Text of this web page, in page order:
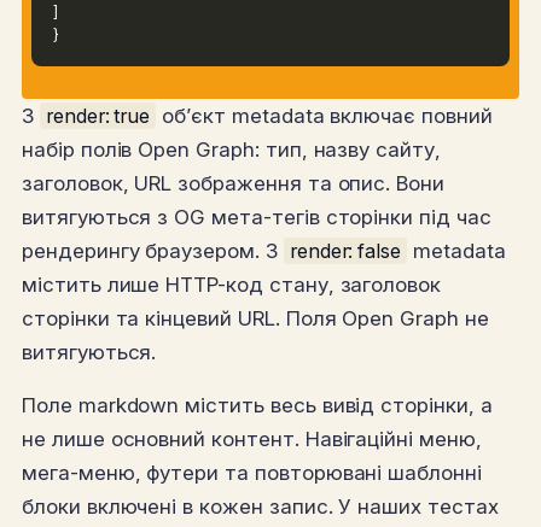
]
}
З render: true об’єкт metadata включає повний
набір полів Open Graph: тип, назву сайту,
заголовок, URL зображення та опис. Вони
витягуються з OG мета-тегів сторінки під час
рендерингу браузером. З render: false metadata
містить лише HTTP-код стану, заголовок
сторінки та кінцевий URL. Поля Open Graph не
витягуються.
Поле markdown містить весь вивід сторінки, а
не лише основний контент. Навігаційні меню,
мега-меню, футери та повторювані шаблонні
блоки включені в кожен запис. У наших тестах